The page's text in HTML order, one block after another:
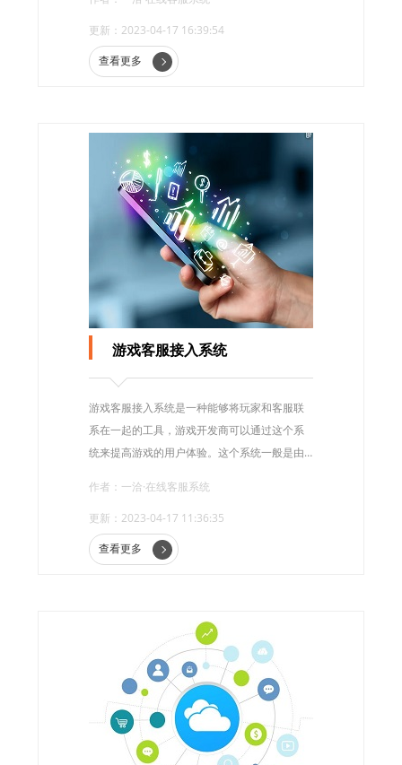
更新：2023-04-17 16:39:54
查看更多
游戏客服接入系统
游戏客服接入系统是一种能够将玩家和客服联
系在一起的工具，游戏开发商可以通过这个系
统来提高游戏的用户体验。这个系统一般是由
一个客服聊天窗口，使得玩家可以随时与客服
联系。
作者：一洽·在线客服系统
更新：2023-04-17 11:36:35
查看更多